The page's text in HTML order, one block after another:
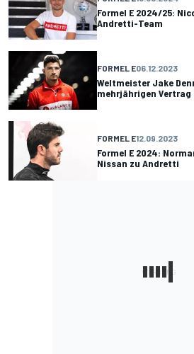
Formel E 2024/25:
Andretti-Team
FORMEL E06.12.2023
Weltmeister Jake
mehrjährigen
FORMEL E12.09.2023
Formel E 2024:
Nissan zu Andretti